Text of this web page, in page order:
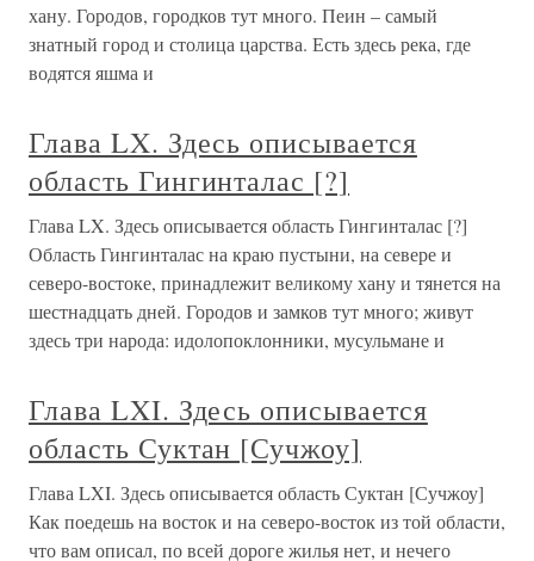
хану. Городов, городков тут много. Пеин – самый
знатный город и столица царства. Есть здесь река, где
водятся яшма и
Глава LX. Здесь описывается
область Гингинталас [?]
Глава LX. Здесь описывается область Гингинталас [?]
Область Гингинталас на краю пустыни, на севере и
северо-востоке, принадлежит великому хану и тянется на
шестнадцать дней. Городов и замков тут много; живут
здесь три народа: идолопоклонники, мусульмане и
Глава LXI. Здесь описывается
область Суктан [Сучжоу]
Глава LXI. Здесь описывается область Суктан [Сучжоу]
Как поедешь на восток и на северо-восток из той области,
что вам описал, по всей дороге жилья нет, и нечего